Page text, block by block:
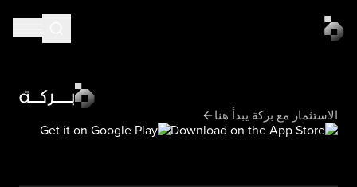
الاستثمار مع بركة يبدأ هنا